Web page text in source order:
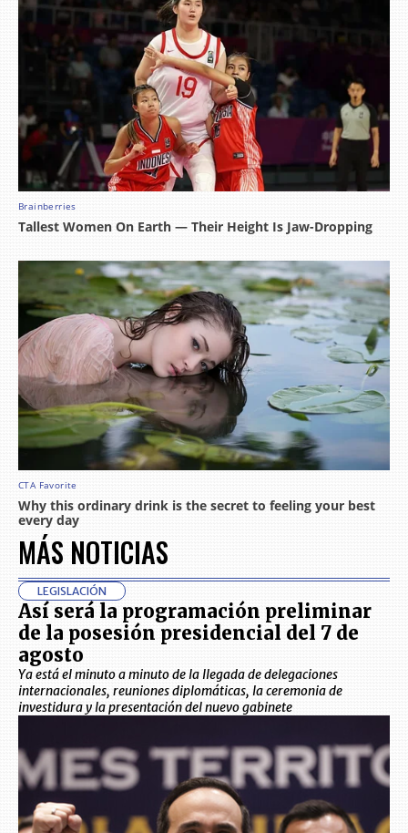
MÁS NOTICIAS
LEGISLACIÓN
Así será la programación preliminar
de la posesión presidencial del 7 de
agosto
Ya está el minuto a minuto de la llegada de delegaciones
internacionales, reuniones diplomáticas, la ceremonia de
investidura y la presentación del nuevo gabinete